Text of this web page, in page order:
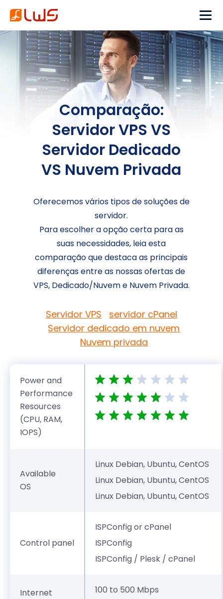
Comparação:
Servidor VPS VS
Servidor Dedicado
VS Nuvem Privada
Oferecemos vários tipos de soluções de
servidor.
Para escolher a opção certa para as
suas necessidades, leia esta
comparação que destaca as principais
diferenças entre as nossas ofertas de
VPS, Dedicado/Nuvem e Nuvem Privada.
Servidor VPS
servidor cPanel
Servidor dedicado em nuvem
Nuvem privada
Power and
Performance
Resources
(CPU, RAM,
IOPS)
Available
OS
Linux Debian, Ubuntu, CentOS
Linux Debian, Ubuntu, CentOS
Linux Debian, Ubuntu, CentOS
Control panel
ISPConfig or cPanel
ISPConfig
ISPConfig / Plesk / cPanel
Internet
100 to 500 Mbps